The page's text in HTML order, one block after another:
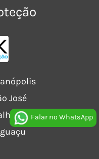
José
Falar no WhatsApp